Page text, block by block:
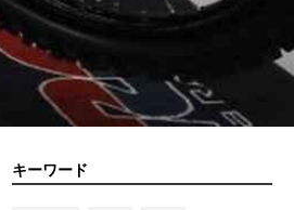
キーワード